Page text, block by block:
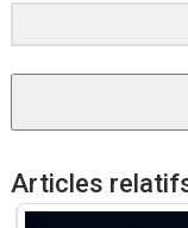
Articles